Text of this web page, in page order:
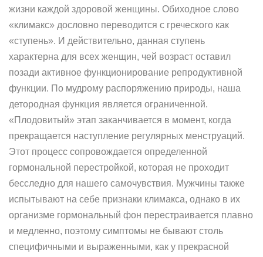
жизни каждой здоровой женщины. Обиходное слово
«климакс» дословно переводится с греческого как
«ступень». И действительно, данная ступень
характерна для всех женщин, чей возраст оставил
позади активное функционирование репродуктивной
функции. По мудрому распоряжению природы, наша
детородная функция является ограниченной.
«Плодовитый» этап заканчивается в момент, когда
прекращается наступление регулярных менструаций.
Этот процесс сопровождается определенной
гормональной перестройкой, которая не проходит
бесследно для нашего самочувствия. Мужчины также
испытывают на себе признаки климакса, однако в их
организме гормональный фон перестраивается плавно
и медленно, поэтому симптомы не бывают столь
специфичными и выраженными, как у прекрасной